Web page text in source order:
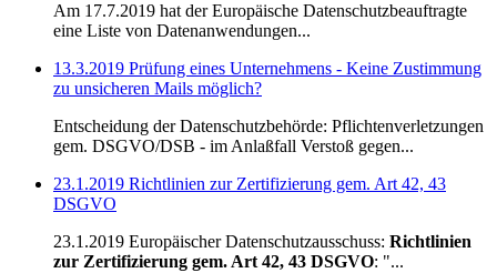
Am 17.7.2019 hat der Europäische Datenschutzbeauftragte
eine Liste von Datenanwendungen...
13.3.2019 Prüfung eines Unternehmens - Keine Zustimmung
zu unsicheren Mails möglich?
Entscheidung der Datenschutzbehörde: Pflichtenverletzungen
gem. DSGVO/DSB - im Anlaßfall Verstoß gegen...
23.1.2019 Richtlinien zur Zertifizierung gem. Art 42, 43
DSGVO
23.1.2019 Europäischer Datenschutzausschuss: Richtlinien
zur Zertifizierung gem. Art 42, 43 DSGVO: "...